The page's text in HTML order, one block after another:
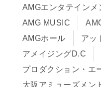
学費サポート・各
学費について
Q&A
在校生・保護者の
卒業生の皆様へ
AMGエンタテインメ
AMG MUSIC
AMGホール
アッ
アメイジングD.C
プロダクション・エ
大阪アミューズメン